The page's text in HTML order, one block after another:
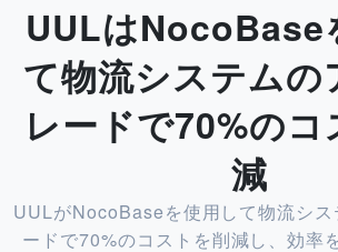
UULはNocoBase
て物流システムの
レードで70%の
減
UULがNocoBaseを使用して物流シス
ードで70%のコストを削減し、効率